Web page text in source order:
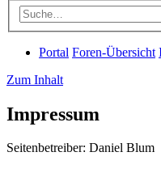
Portal Foren-Übersicht
Zum Inhalt
Impressum
Seitenbetreiber: Daniel Blum